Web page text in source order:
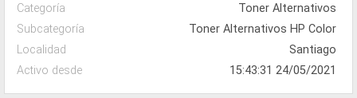
Categoría
Toner Alternativos
Subcategoría
Toner Alternativos HP Color
Localidad
Santiago
Activo desde
15:43:31 24/05/2021